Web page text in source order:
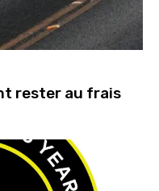
rester au frais